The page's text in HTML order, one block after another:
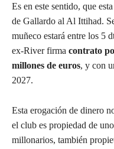
Es en este sentido, que
de Gallardo al Al Ittihad.
muñeco estará entre los 5
ex-River firma contrato
millones de euros, y con
2027.
Esta erogación de dinero
el club es propiedad de
millonarios, también